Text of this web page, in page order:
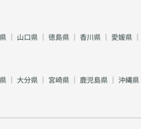
｜ 山口県 ｜ 徳島県 ｜ 香川県 ｜ 愛媛県 ｜
｜ 大分県 ｜ 宮崎県 ｜ 鹿児島県 ｜ 沖縄県